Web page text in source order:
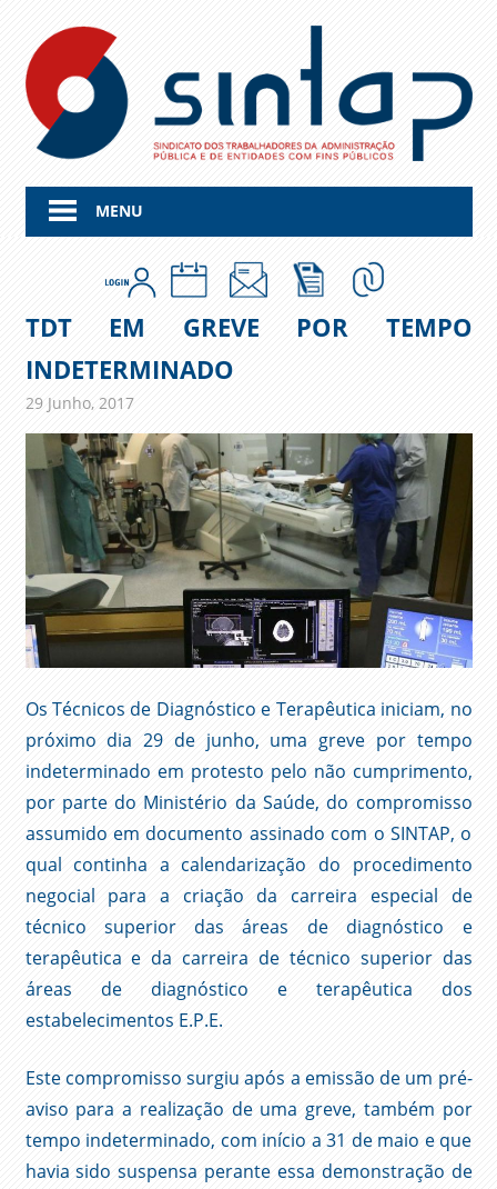
content
MENU
TDT EM GREVE POR TEMPO
INDETERMINADO
29 Junho, 2017admin
Comunicados
Os Técnicos de Diagnóstico e Terapêutica iniciam, no
próximo dia 29 de junho, uma greve por tempo
indeterminado em protesto pelo não cumprimento,
por parte do Ministério da Saúde, do compromisso
assumido em documento assinado com o SINTAP, o
qual continha a calendarização do procedimento
negocial para a criação da carreira especial de
técnico superior das áreas de diagnóstico e
terapêutica e da carreira de técnico superior das
áreas de diagnóstico e terapêutica dos
estabelecimentos E.P.E.
Este compromisso surgiu após a emissão de um pré-
aviso para a realização de uma greve, também por
tempo indeterminado, com início a 31 de maio e que
havia sido suspensa perante essa demonstração de